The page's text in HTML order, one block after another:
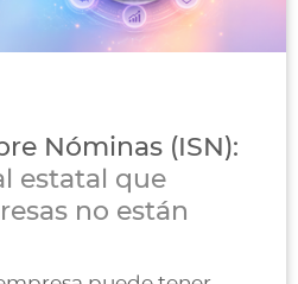
Nóminas (ISN):
estatal que
no están